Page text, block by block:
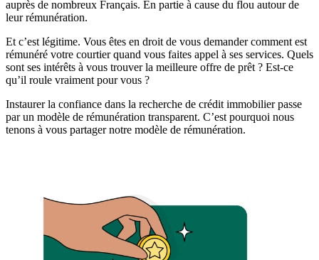
auprès de nombreux Français. En partie à cause du flou autour de
leur rémunération.
Et c’est légitime. Vous êtes en droit de vous demander comment est
rémunéré votre courtier quand vous faites appel à ses services. Quels
sont ses intérêts à vous trouver la meilleure offre de prêt ? Est-ce
qu’il roule vraiment pour vous ?
Instaurer la confiance dans la recherche de crédit immobilier passe
par un modèle de rémunération transparent. C’est pourquoi nous
tenons à vous partager notre modèle de rémunération.